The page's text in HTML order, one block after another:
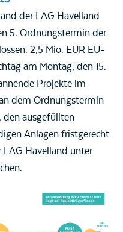
der LAG Havelland
5. Ordnungstermin der
2,5 Mio. EUR EU-
am Montag, den 15.
Projekte im
dem Ordnungstermin
ausgefüllten
Anlagen fristgerecht
Havelland unter